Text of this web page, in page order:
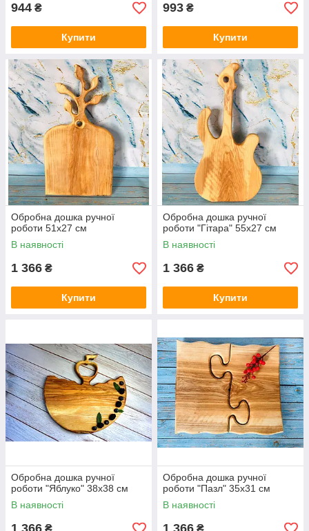
944 ₴
Купити
993 ₴
Купити
Обробна дошка ручної
роботи 51х27 см
В наявності
1 366 ₴
Купити
Обробна дошка ручної
роботи "Гітара" 55х27 см
В наявності
1 366 ₴
Купити
Обробна дошка ручної
роботи "Яблуко" 38х38 см
В наявності
₴
Обробна дошка ручної
роботи "Пазл" 35х31 см
В наявності
₴